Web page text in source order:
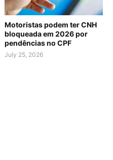
Motoristas podem ter CNH
bloqueada em 2026 por
pendências no CPF
July 25, 2026